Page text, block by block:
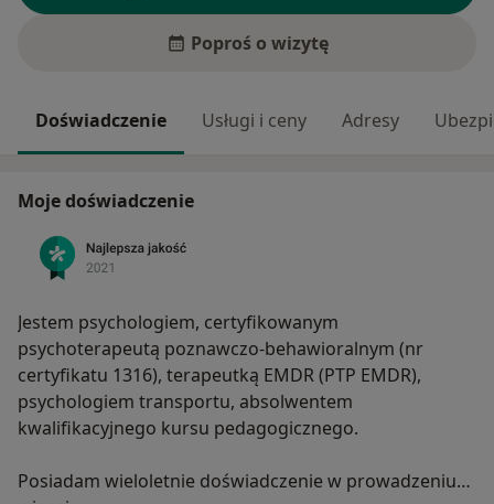
Poproś o wizytę
Doświadczenie Usługi i ceny Adresy
Moje doświadczenie
Jestem psychologiem, certyfikowanym
psychoterapeutą poznawczo-behawioralnym (nr
certyfikatu 1316), terapeutką EMDR (PTP EMDR),
psychologiem transportu, absolwentem
kwalifikacyjnego kursu pedagogicznego.
Posiadam wieloletnie doświadczenie w prowadzeniu